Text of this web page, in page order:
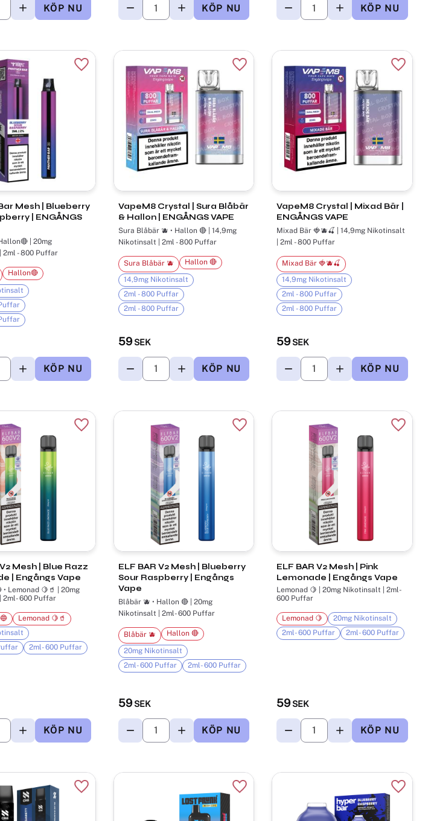
Mesh ​| Blueberry
| ENGÅNGS
2ml - 800 Puffar
Hallon🔴
Lägg till i favoriter
VapeM8 Crystal | Sura Blåbär
& Hallon | ENGÅNGS VAPE
Sura Blåbär 🫐 • Hallon 🔴 | 14,9mg
Nikotinsalt | 2ml - 800 Puffar
59SEK
Sura Blåbär 🫐 Hallon 🔴
14,9mg Nikotinsalt
2ml - 800 Puffar
2ml - 800 Puffar
Lägg till i favoriter
VapeM8 Crystal | Mixad Bär |
ENGÅNGS VAPE
Mixad Bär 🍓🫐🍒 | 14,9mg Nikotinsalt
| 2ml - 800 Puffar
59 SEK
Mixad Bär 🍓🫐🍒
14,9mg Nikotinsalt
2ml - 800 Puffar
2ml - 800 Puffar
Lägg
Mesh | Blue Razz
| Engångs Vape
🍋🥤 | 20mg
Nikotinsalt | 2ml- 600 Puffar
Lemonad 🍋🥤
2ml- 600 Puffar
Lägg till i favoriter
ELF BAR V2 Mesh | Blueberry
Sour Raspberry | Engångs
Vape
Blåbär 🫐 • Hallon 🔴 | 20mg
Nikotinsalt | 2ml- 600 Puffar
59SEK
Blåbär 🫐 Hallon 🔴
20mg Nikotinsalt
2ml- 600 Puffar
2ml- 600 Puffar
Lägg till i favoriter
ELF BAR V2 Mesh | Pink
Lemonade | Engångs Vape
Lemonad 🍋 | 20mg Nikotinsalt | 2ml-
600 Puffar
59 SEK
Lemonad 🍋
20mg Nikotinsalt
2ml- 600 Puffar
2ml- 600 Puffar
Lägg
Lägg till i favoriter Lägg till i favoriter Lägg